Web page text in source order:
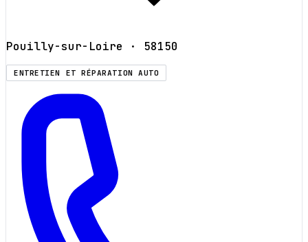
Pouilly-sur-Loire · 58150
ENTRETIEN ET RÉPARATION AUTO